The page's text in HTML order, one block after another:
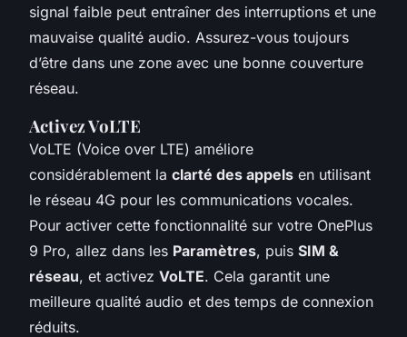
signal faible peut entraîner des interruptions et une
mauvaise qualité audio. Assurez-vous toujours
d’être dans une zone avec une bonne couverture
réseau.
Activez VoLTE
VoLTE (Voice over LTE) améliore
considérablement la clarté des appels en utilisant
le réseau 4G pour les communications vocales.
Pour activer cette fonctionnalité sur votre OnePlus
9 Pro, allez dans les Paramètres, puis SIM &
réseau, et activez VoLTE. Cela garantit une
meilleure qualité audio et des temps de connexion
réduits.